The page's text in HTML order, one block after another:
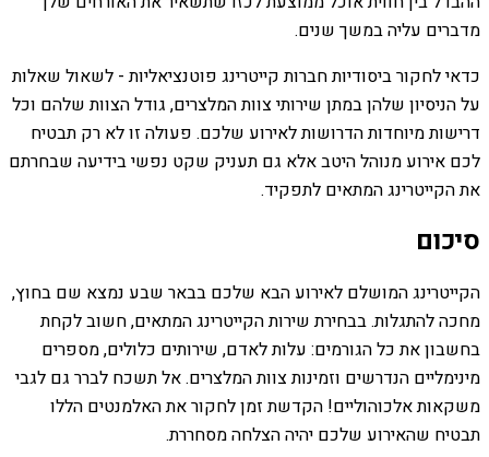
מדברים עליה במשך שנים.
כדאי לחקור ביסודיות חברות קייטרינג פוטנציאליות - לשאול שאלות
על הניסיון שלהן במתן שירותי צוות המלצרים, גודל הצוות שלהם וכל
דרישות מיוחדות הדרושות לאירוע שלכם. פעולה זו לא רק תבטיח
לכם אירוע מנוהל היטב אלא גם תעניק שקט נפשי בידיעה שבחרתם
את הקייטרינג המתאים לתפקיד.
סיכום
הקייטרינג המושלם לאירוע הבא שלכם בבאר שבע נמצא שם בחוץ,
מחכה להתגלות. בבחירת שירות הקייטרינג המתאים, חשוב לקחת
בחשבון את כל הגורמים: עלות לאדם, שירותים כלולים, מספרים
מינימליים הנדרשים וזמינות צוות המלצרים. אל תשכח לברר גם לגבי
משקאות אלכוהוליים! הקדשת זמן לחקור את האלמנטים הללו
תבטיח שהאירוע שלכם יהיה הצלחה מסחררת.